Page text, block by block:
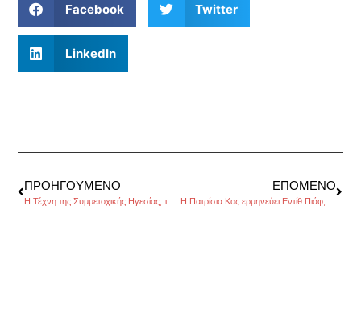
Facebook Twitter
LinkedIn
ΠΡΟΗΓΟΎΜΕΝΟ
Η Τέχνη της Συμμετοχικής Ηγεσίας, της Μαρίας Μπακαρή
ΕΠΌΜΕΝΟ
H Πατρίσια Κας ερμηνεύει Εντίθ Πιάφ, στο θέατρο Badminton